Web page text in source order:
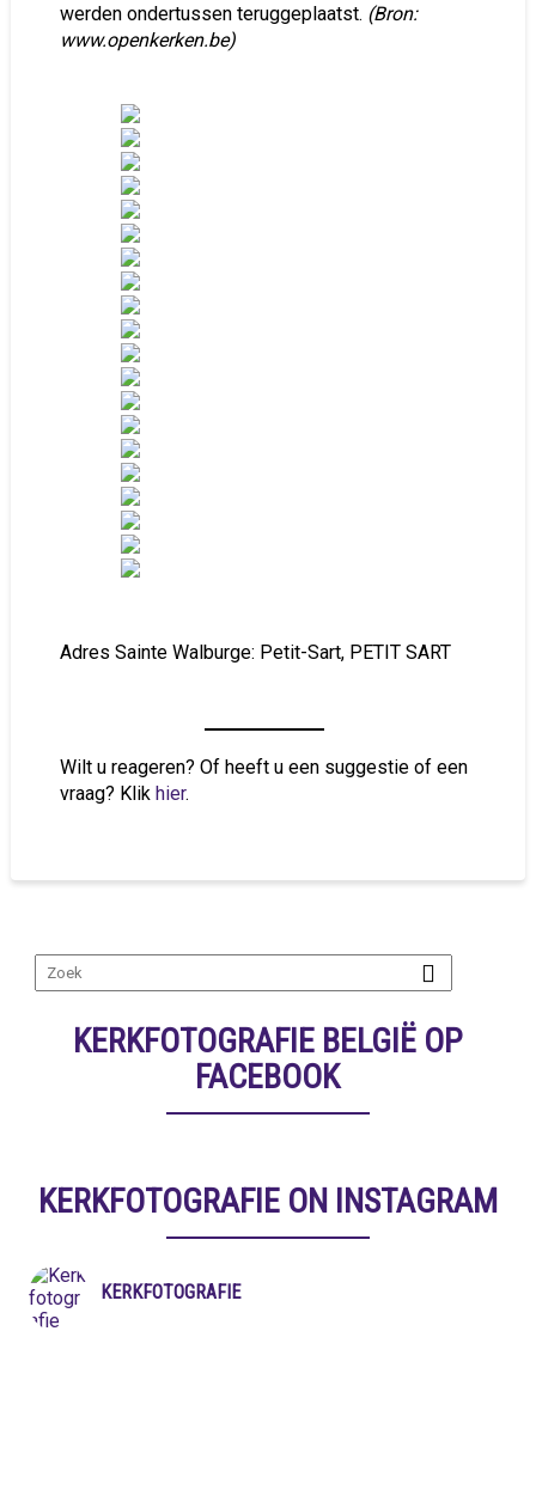
werden ondertussen teruggeplaatst. (Bron:
www.openkerken.be)
Adres Sainte Walburge: Petit-Sart, PETIT SART
Wilt u reageren? Of heeft u een suggestie of een
vraag? Klik hier.
KERKFOTOGRAFIE BELGIË OP
FACEBOOK
KERKFOTOGRAFIE ON INSTAGRAM
KERKFOTOGRAFIE